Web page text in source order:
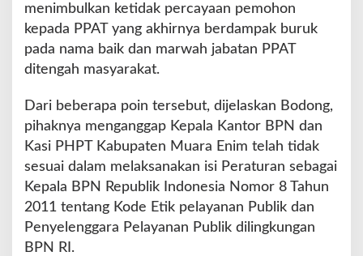
menimbulkan ketidak percayaan pemohon
kepada PPAT yang akhirnya berdampak buruk
pada nama baik dan marwah jabatan PPAT
ditengah masyarakat.
Dari beberapa poin tersebut, dijelaskan Bodong,
pihaknya menganggap Kepala Kantor BPN dan
Kasi PHPT Kabupaten Muara Enim telah tidak
sesuai dalam melaksanakan isi Peraturan sebagai
Kepala BPN Republik Indonesia Nomor 8 Tahun
2011 tentang Kode Etik pelayanan Publik dan
Penyelenggara Pelayanan Publik dilingkungan
BPN RI.